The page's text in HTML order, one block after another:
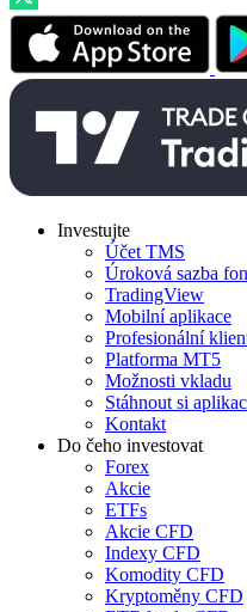
Investujte
Účet TMS
Úroková sazba
TradingView
Mobilní aplikace
Profesionální
Platforma MT5
Možnosti vkladu
Stáhnout si
Kontakt
Do čeho investovat
Forex
Akcie
ETFs
Akcie CFD
Indexy CFD
Komodity CFD
Kryptoměny CFD